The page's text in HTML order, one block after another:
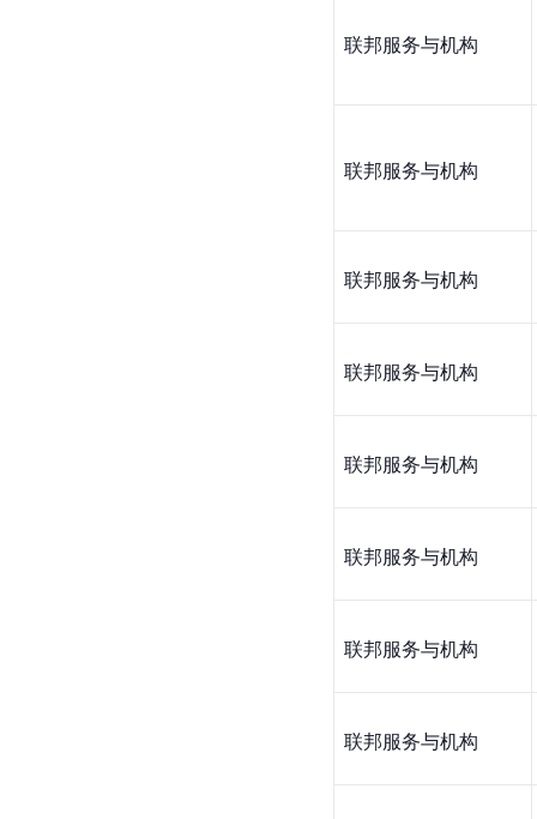
联邦服务与机构
联邦服务与机构
联邦服务与机构
联邦服务与机构
联邦服务与机构
联邦服务与机构
联邦服务与机构
联邦服务与机构